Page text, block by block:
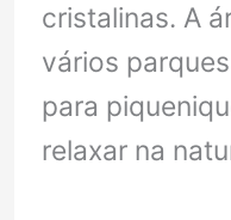
cristalinas. A
vários
para
relaxar na